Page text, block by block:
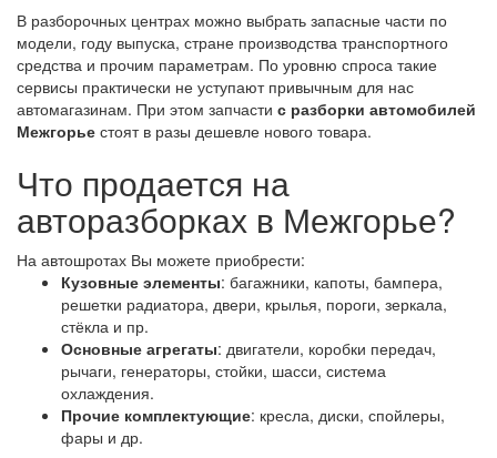
В разборочных центрах можно выбрать запасные части по
модели, году выпуска, стране производства транспортного
средства и прочим параметрам. По уровню спроса такие
сервисы практически не уступают привычным для нас
автомагазинам. При этом запчасти с разборки автомобилей
Межгорье стоят в разы дешевле нового товара.
Что продается на
авторазборках в Межгорье?
На автошротах Вы можете приобрести:
Кузовные элементы: багажники, капоты, бампера,
решетки радиатора, двери, крылья, пороги, зеркала,
стёкла и пр.
Основные агрегаты: двигатели, коробки передач,
рычаги, генераторы, стойки, шасси, система
охлаждения.
Прочие комплектующие: кресла, диски, спойлеры,
фары и др.